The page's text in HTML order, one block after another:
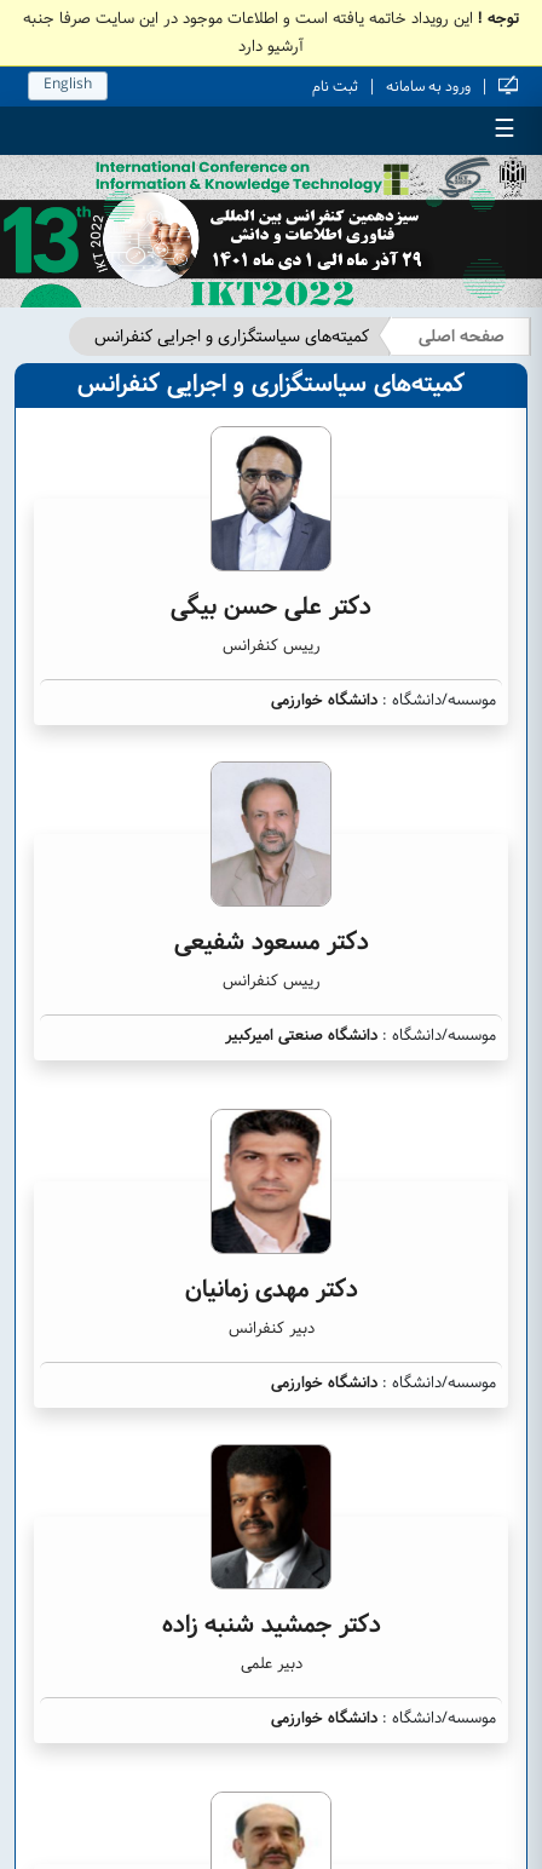
توجه ! این رویداد خاتمه یافته است و اطلاعات موجود در این سایت صرفا جنبه
آرشیو دارد
| ورود به سامانه | ثبت نام English
☰
صفحه اصلی کمیته‌های سیاستگزاری و اجرایی کنفرانس
کمیته‌های سیاستگزاری و اجرایی کنفرانس
دکتر علی حسن بیگی
رییس کنفرانس
موسسه/دانشگاه : دانشگاه خوارزمی
دکتر مسعود شفیعی
رییس کنفرانس
موسسه/دانشگاه : دانشگاه صنعتی امیرکبیر
دکتر مهدی زمانیان
دبیر کنفرانس
موسسه/دانشگاه : دانشگاه خوارزمی
دکتر جمشید شنبه زاده
دبیر علمی
موسسه/دانشگاه : دانشگاه خوارزمی